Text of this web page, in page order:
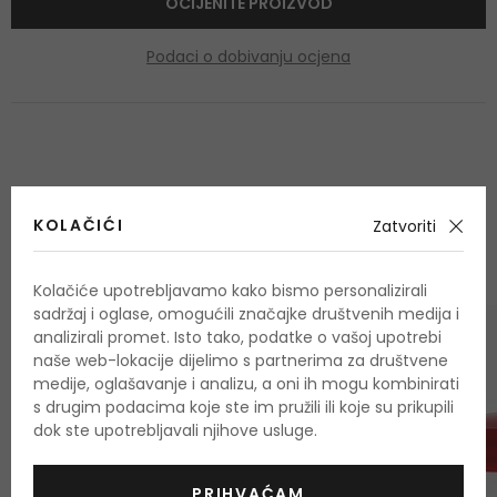
Podaci o dobivanju ocjena
OSTALI PROIZVODI IZ ASORTIMANA
Eucerin pH5
KOLAČIĆI Zatvoriti
Kolačiće upotrebljavamo kako bismo personalizirali
sadržaj i oglase, omogućili značajke društvenih medija i
analizirali promet. Isto tako, podatke o vašoj upotrebi
naše web-lokacije dijelimo s partnerima za društvene
medije, oglašavanje i analizu, a oni ih mogu kombinirati
s drugim podacima koje ste im pružili ili koje su prikupili
dok ste upotrebljavali njihove usluge.